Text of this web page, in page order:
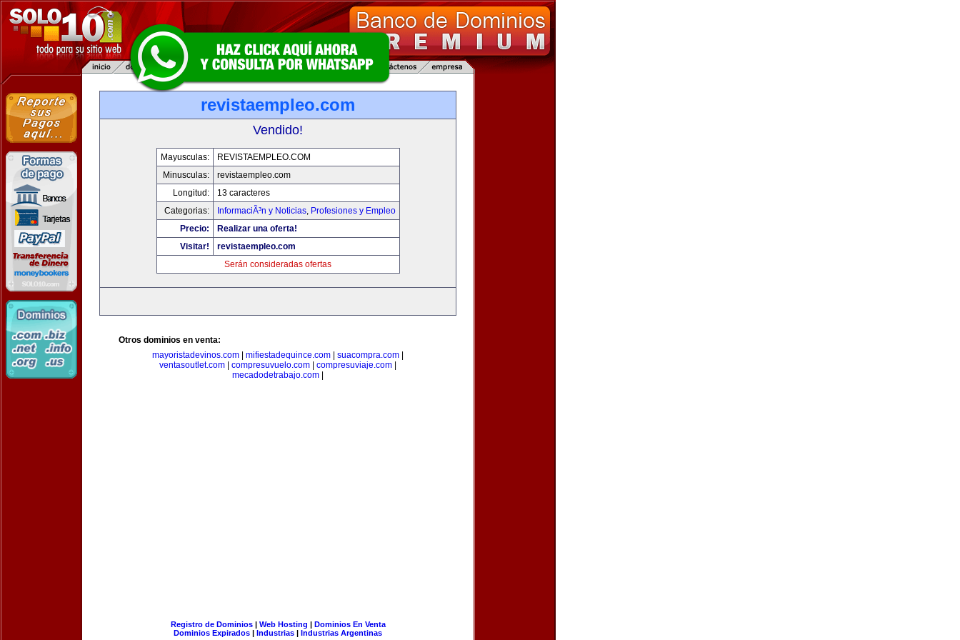
revistaempleo.com
Vendido!
Mayusculas:
REVISTAEMPLEO.COM
Minusculas:
revistaempleo.com
Longitud:
13 caracteres
Categorias:
InformaciÃ³n y Noticias, Profesiones y Empleo
Precio:
Realizar una oferta!
Visitar!
revistaempleo.com
Serán consideradas ofertas
Otros dominios en venta:
mayoristadevinos.com
mifiestadequince.com suacompra.com
ventasoutlet.com
compresuvuelo.com compresuviaje.com
mecadodetrabajo.com
Registro de Dominios| Web Hosting | Dominios En Venta
Dominios Expirados | Industrias | Industrias Argentinas